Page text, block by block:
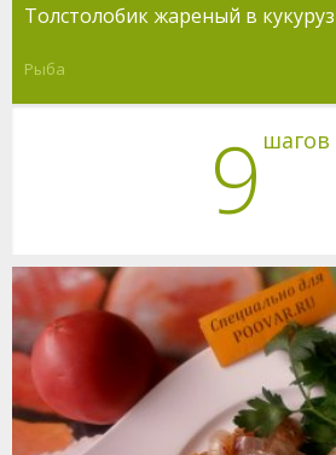
Толстолобик жареный в
Рыба
9 шагов